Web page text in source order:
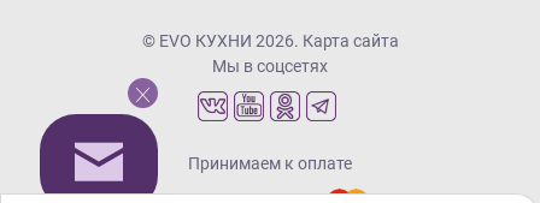
© EVO КУХНИ 2026. Карта сайта
Мы в соцсетях
Принимаем к оплате